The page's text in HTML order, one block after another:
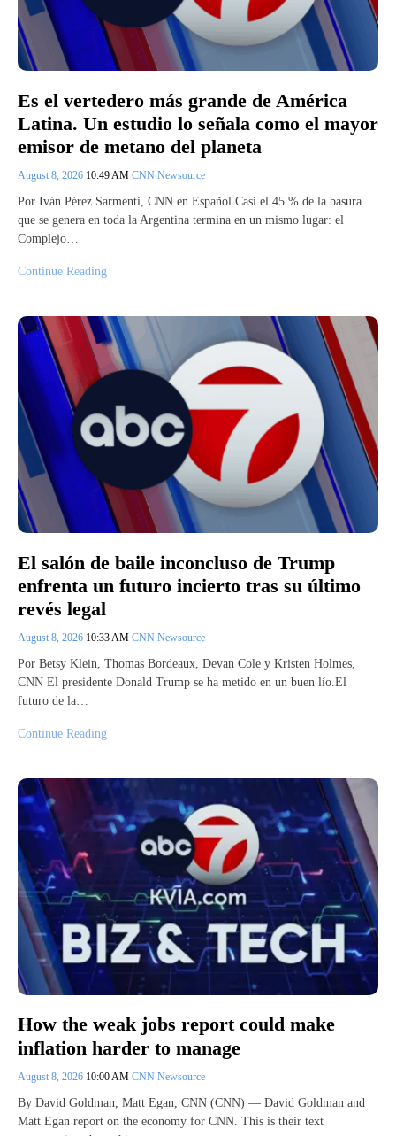
Es el vertedero más grande de América
Latina. Un estudio lo señala como el mayor
emisor de metano del planeta
August 8, 2026 10:49 AM CNN Newsource
Por Iván Pérez Sarmenti, CNN en Español Casi el 45 % de la basura
que se genera en toda la Argentina termina en un mismo lugar: el
Complejo…
Continue Reading
El salón de baile inconcluso de Trump
enfrenta un futuro incierto tras su último
revés legal
August 8, 2026 10:33 AM CNN Newsource
Por Betsy Klein, Thomas Bordeaux, Devan Cole y Kristen Holmes,
CNN El presidente Donald Trump se ha metido en un buen lío.El
futuro de la…
Continue Reading
How the weak jobs report could make
inflation harder to manage
August 8, 2026 10:00 AM CNN Newsource
By David Goldman, Matt Egan, CNN (CNN) — David Goldman and
Matt Egan report on the economy for CNN. This is their text